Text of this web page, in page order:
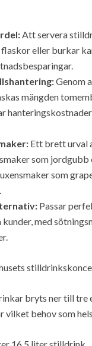
Att servera
eller burkar
Genom
mängden
Ett brett urval
som jordgubb
som
Passar
med
bryts ner till tre
vilket behov som